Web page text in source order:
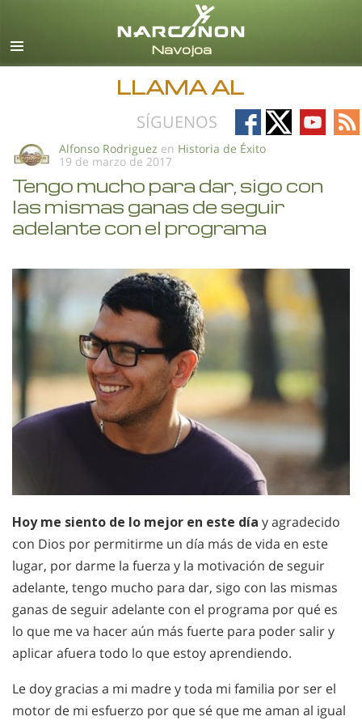
Español
Todas las Regiones/Idiomas
LLAMA AL
SÍGUENOS
Follow
on
Follow
on
Follow
on
on
Alfonso Rodriguez en Historia de Éxito
19 de marzo de 2017
Tengo mucho para dar, sigo con
las mismas ganas de seguir
adelante con el programa
Hoy me siento de lo mejor en este día y agradecido
con Dios por permitirme un día más de vida en este
lugar, por darme la fuerza y la motivación de seguir
adelante, tengo mucho para dar, sigo con las mismas
ganas de seguir adelante con el programa por qué es
lo que me va hacer aún más fuerte para poder salir y
aplicar afuera todo lo que estoy aprendiendo.
Le doy gracias a mi madre y toda mi familia por ser el
motor de mi esfuerzo por que sé que me aman al igual